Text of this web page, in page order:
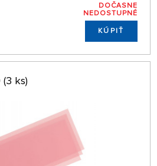
DOČASNE
NEDOSTUPNÉ
KÚPIŤ
ks)